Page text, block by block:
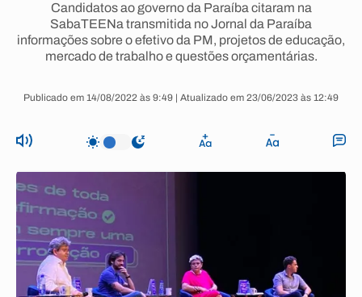
Candidatos ao governo da Paraíba citaram na
SabaTEENa transmitida no Jornal da Paraíba
informações sobre o efetivo da PM, projetos de educação,
mercado de trabalho e questões orçamentárias.
Publicado em 14/08/2022 às 9:49 | Atualizado em 23/06/2023 às 12:49